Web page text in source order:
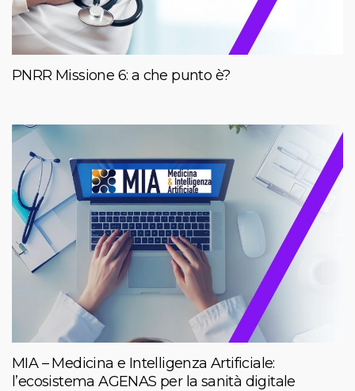
PNRR Missione 6: a che punto è?
MIA – Medicina e Intelligenza Artificiale:
l’ecosistema AGENAS per la sanità digitale